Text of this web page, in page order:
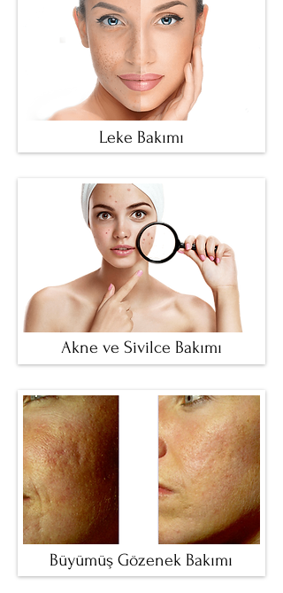
Leke Bakımı
Akne ve Sivilce Bakımı
Büyümüş Gözenek Bakımı